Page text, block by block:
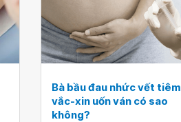
Bà bầu đau nhức vết tiêm
vắc-xin uốn ván có sao
không?